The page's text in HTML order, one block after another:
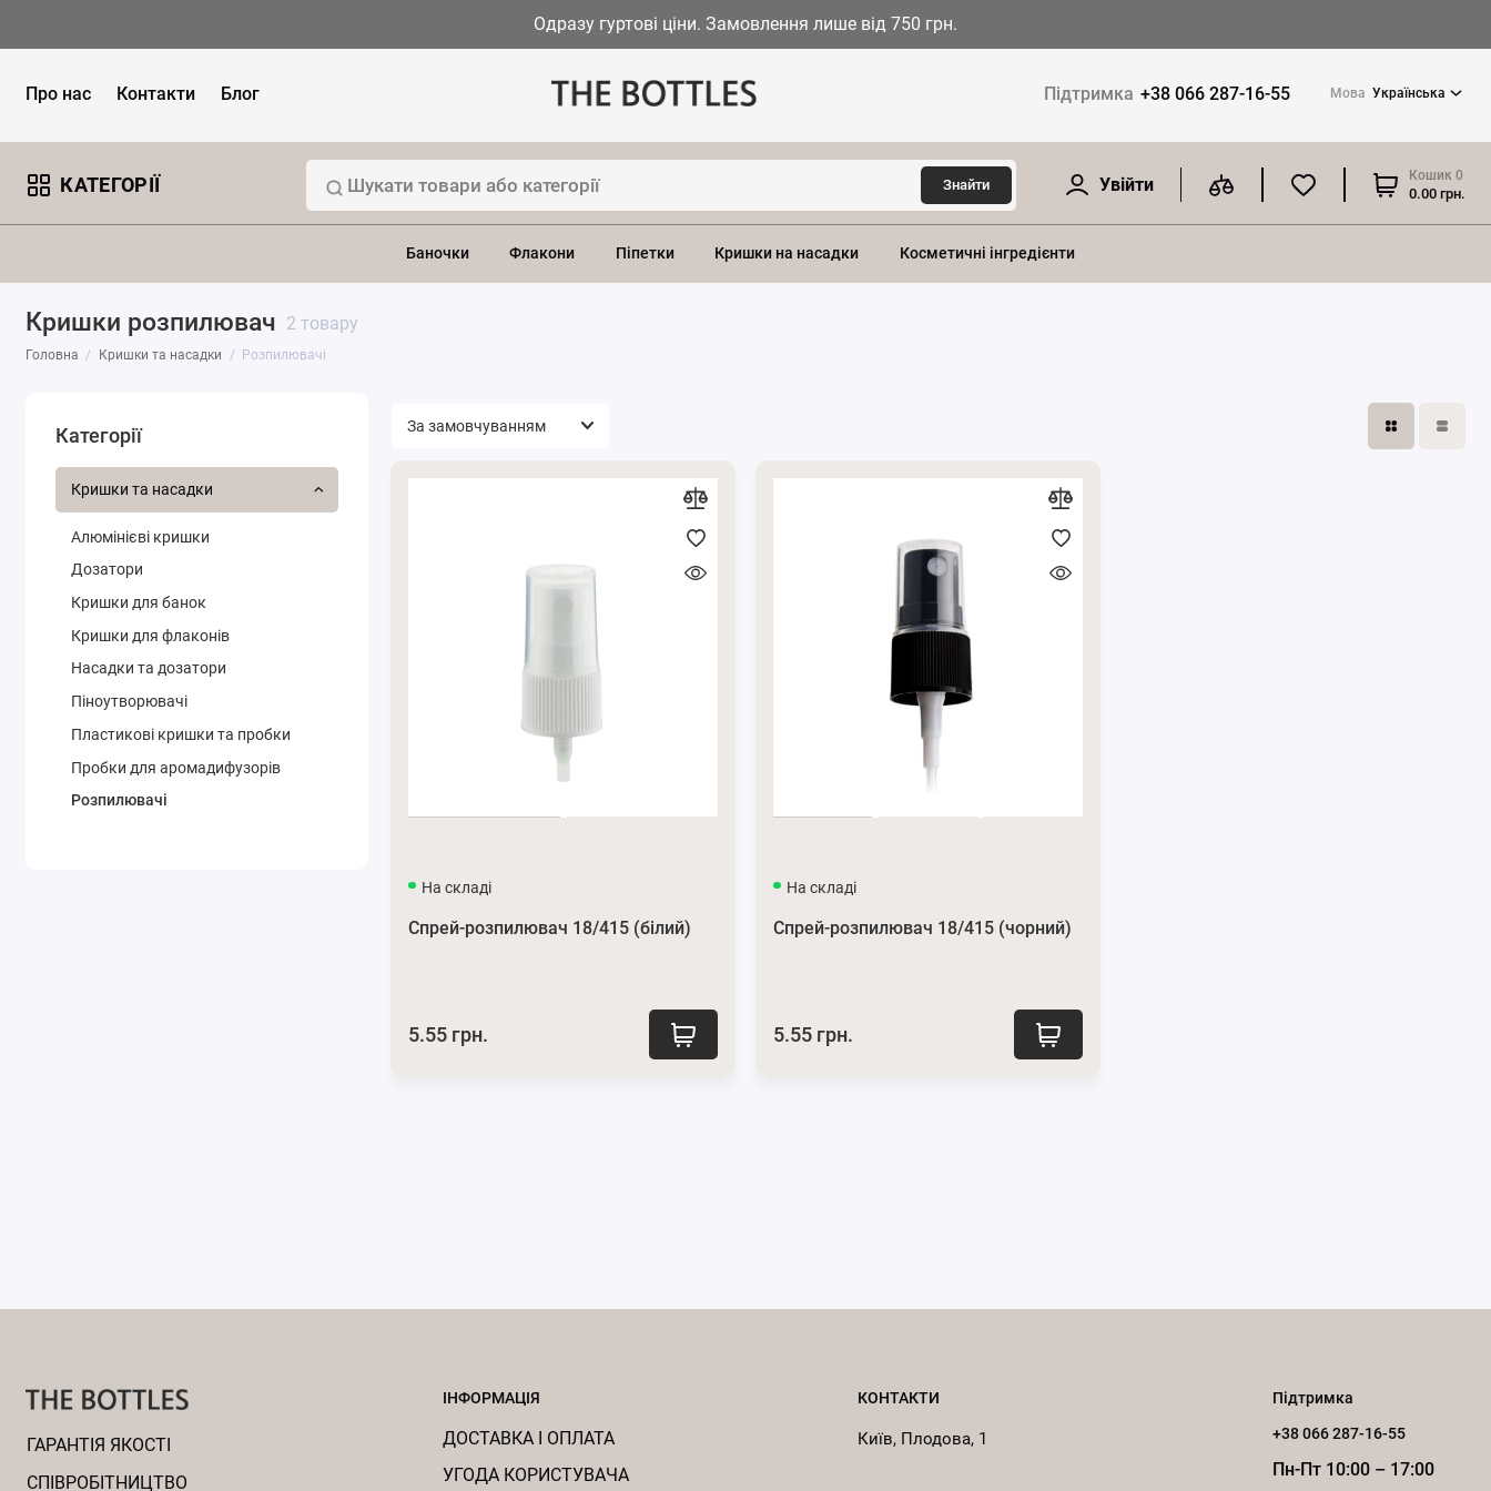
Одразу гуртові ціни. Замовлення лише від 750 грн.
Про нас Контакти Блог Підтримка +38 066 287-16-55 Мова Українська
КАТЕГОРІЇ Знайти Увійти Кошик 0
0.00 грн.
Баночки Флакони Піпетки Кришки на насадки Косметичні інгредієнти
Кришки розпилювач 2 товару
Головна Кришки та насадки Розпилювачі
Категорії
Кришки та насадки
Алюмінієві кришки
Дозатори
Кришки для банок
Кришки для флаконів
Насадки та дозатори
Піноутворювачі
Пластикові кришки та пробки
Пробки для аромадифузорів
Розпилювачі
На складі
Спрей-розпилювач 18/415 (білий)
5.55 грн.
На складі
Спрей-розпилювач 18/415 (чорний)
5.55 грн.
ГАРАНТІЯ ЯКОСТІ
CПІВРОБІТНИЦТВО
ІНФОРМАЦІЯ
ДОСТАВКА І ОПЛАТА
УГОДА КОРИСТУВАЧА
КОНТАКТИ
Київ, Плодова, 1
Підтримка
+38 066 287-16-55
Пн-Пт 10:00 – 17:00